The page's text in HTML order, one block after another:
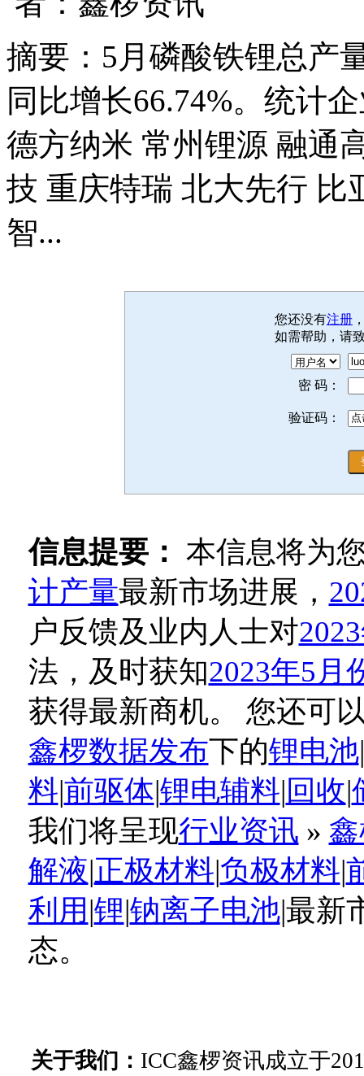
摘要：5月磷酸铁锂总产
同比增长66.74%。统计
德方纳米 常州锂源 融通
技 重庆特瑞 北大先行 比
智...
您还没有注册
如需帮助，请
密 码：
验证码：
信息提要： 本信息将为
计产量最新市场进展，
户反馈及业内人士对
法，及时获知2023年5月
获得最新商机。 您还可
鑫椤数据发布下的锂电池|
料|前驱体|锂电辅料|回收|
我们将呈现行业资讯 »
解液|正极材料|负极材料|
利用|锂|钠离子电池|最新
态。
关于我们： ICC鑫椤资讯成立于